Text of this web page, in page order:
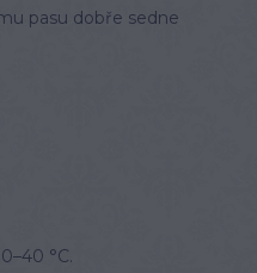
pasu dobře sedne
°C.